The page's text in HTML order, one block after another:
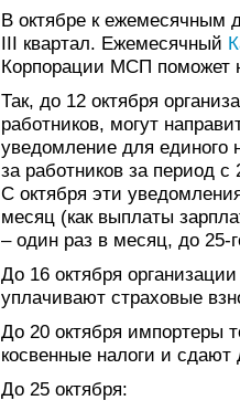
В октябре к ежемесячным
III квартал. Ежемесячный
Корпорации МСП поможет
Так, до 12 октября
работников, могут
уведомление для единого
за работников за период с
С октября эти
месяц (как выплаты
– один раз в месяц, до 25-
До 16 октября
уплачивают страховые
До 20 октября импортеры
косвенные налоги и
До 25 октября: